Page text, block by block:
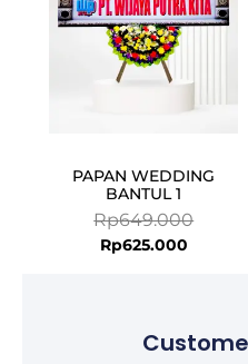
PAPAN WEDDING
BANTUL 1
Rp649.000
Rp625.000